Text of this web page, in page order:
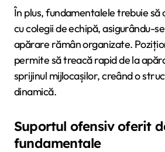
În plus, fundamentalele trebuie să
cu colegii de echipă, asigurându-
apărare rămân organizate.
permite să treacă rapid de la
sprijinul mijlocașilor, creând o
dinamică.
Suportul ofensiv oferit
fundamentale